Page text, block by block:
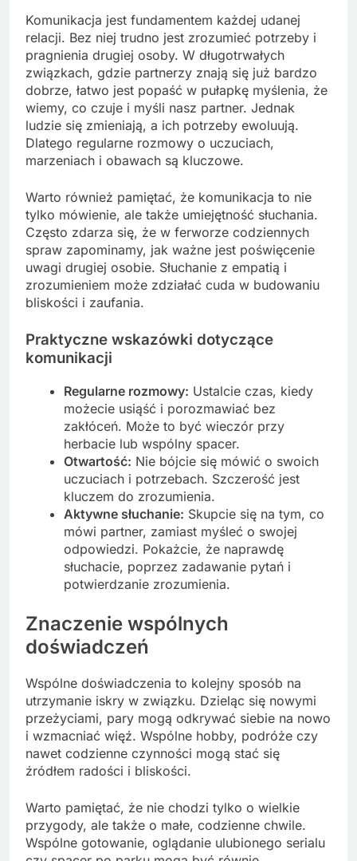
Komunikacja jest fundamentem każdej udanej
relacji. Bez niej trudno jest zrozumieć potrzeby i
pragnienia drugiej osoby. W długotrwałych
związkach, gdzie partnerzy znają się już bardzo
dobrze, łatwo jest popaść w pułapkę myślenia, że
wiemy, co czuje i myśli nasz partner. Jednak
ludzie się zmieniają, a ich potrzeby ewoluują.
Dlatego regularne rozmowy o uczuciach,
marzeniach i obawach są kluczowe.
Warto również pamiętać, że komunikacja to nie
tylko mówienie, ale także umiejętność słuchania.
Często zdarza się, że w ferworze codziennych
spraw zapominamy, jak ważne jest poświęcenie
uwagi drugiej osobie. Słuchanie z empatią i
zrozumieniem może zdziałać cuda w budowaniu
bliskości i zaufania.
Praktyczne wskazówki dotyczące
komunikacji
Regularne rozmowy: Ustalcie czas, kiedy
możecie usiąść i porozmawiać bez
zakłóceń. Może to być wieczór przy
herbacie lub wspólny spacer.
Otwartość: Nie bójcie się mówić o swoich
uczuciach i potrzebach. Szczerość jest
kluczem do zrozumienia.
Aktywne słuchanie: Skupcie się na tym, co
mówi partner, zamiast myśleć o swojej
odpowiedzi. Pokażcie, że naprawdę
słuchacie, poprzez zadawanie pytań i
potwierdzanie zrozumienia.
Znaczenie wspólnych
doświadczeń
Wspólne doświadczenia to kolejny sposób na
utrzymanie iskry w związku. Dzieląc się nowymi
przeżyciami, pary mogą odkrywać siebie na nowo
i wzmacniać więź. Wspólne hobby, podróże czy
nawet codzienne czynności mogą stać się
źródłem radości i bliskości.
Warto pamiętać, że nie chodzi tylko o wielkie
przygody, ale także o małe, codzienne chwile.
Wspólne gotowanie, oglądanie ulubionego serialu